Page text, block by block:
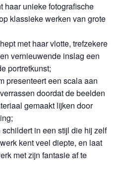
haar unieke fotografische
klassieke werken van grote
met haar vlotte, trefzekere
vernieuwende inslag een
portretkunst;
presenteert een scala aan
doordat de beelden
gemaakt lijken door
in een stijl die hij zelf
kent veel diepte, en laat
met zijn fantasie af te